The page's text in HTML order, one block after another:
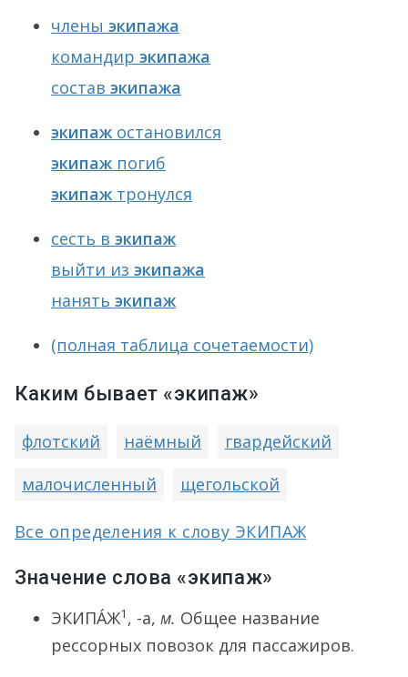
члены экипажа
командир экипажа
состав экипажа
экипаж остановился
экипаж погиб
экипаж тронулся
сесть в экипаж
выйти из экипажа
нанять экипаж
(полная таблица сочетаемости)
Каким бывает «экипаж»
флотский наёмный
гвардейский
малочисленный
щегольской
Все определения к слову ЭКИПАЖ
Значение слова «экипаж»
ЭКИПА́Ж1 , -а, м. Общее название
рессорных повозок для пассажиров.